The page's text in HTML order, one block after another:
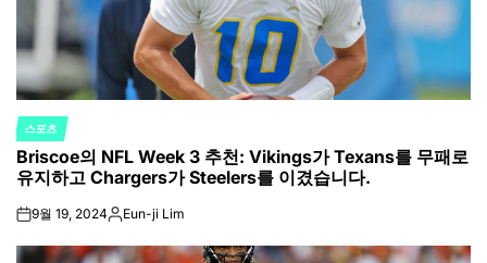
POSTED
IN
스포츠
Briscoe의 NFL Week 3 추천: Vikings가 Texans를 무패로
유지하고 Chargers가 Steelers를 이겼습니다.
on9월 19, 2024Posted
Eun-ji Lim